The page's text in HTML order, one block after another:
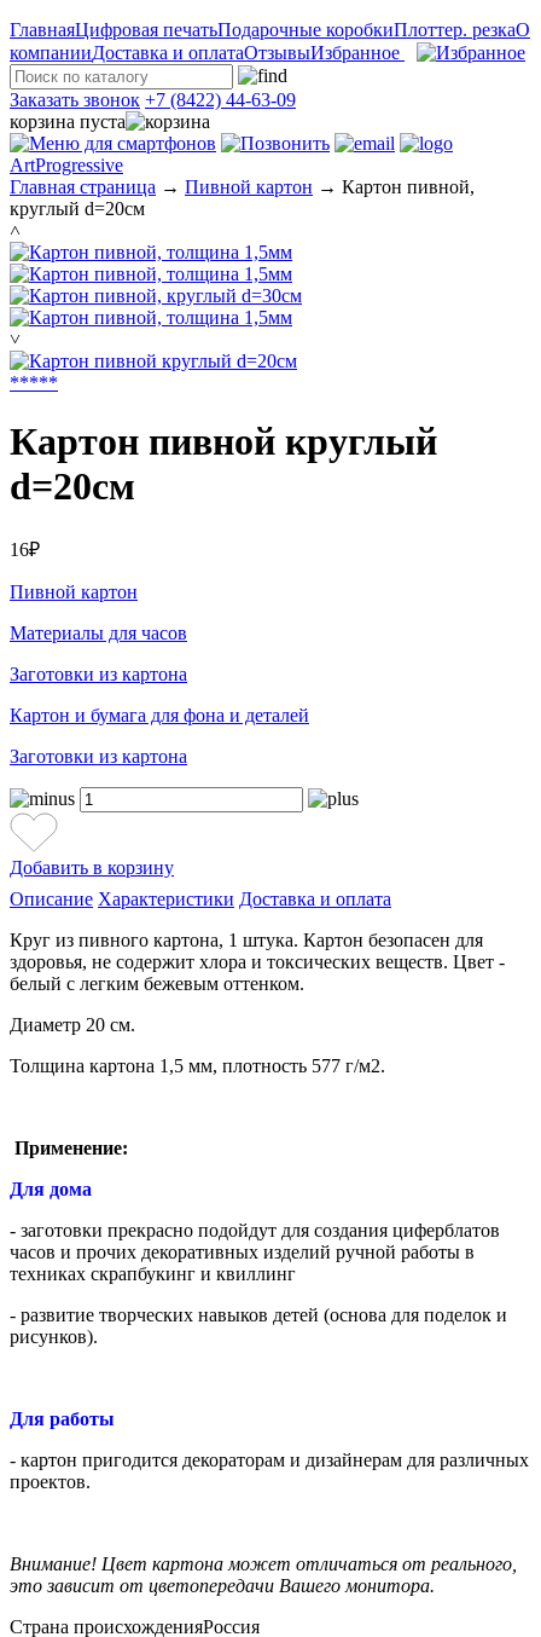
ГлавнаяЦифровая печатьПодарочные коробкиПлоттер. резкаО
компанииДоставка и оплатаОтзывыИзбранное
Заказать звонок +7 (8422) 44-63-09
корзина пуста
ArtProgressive
Главная страница → Пивной картон → Картон пивной,
круглый d=20см
˄
˅
*****
Картон пивной круглый
d=20см
16₽
Пивной картон
Материалы для часов
Заготовки из картона
Картон и бумага для фона и деталей
Заготовки из картона
Добавить в корзину
Описание Характеристики Доставка и оплата
Круг из пивного картона, 1 штука. Картон безопасен для
здоровья, не содержит хлора и токсических веществ. Цвет -
белый с легким бежевым оттенком.
Диаметр 20 см.
Толщина картона 1,5 мм, плотность 577 г/м2.
Применение:
Для дома
- заготовки прекрасно подойдут для создания циферблатов
часов и прочих декоративных изделий ручной работы в
техниках скрапбукинг и квиллинг
- развитие творческих навыков детей (основа для поделок и
рисунков).
Для работы
- картон пригодится декораторам и дизайнерам для различных
проектов.
Внимание! Цвет картона может отличаться от реального,
это зависит от цветопередачи Вашего монитора.
Страна происхожденияРоссия